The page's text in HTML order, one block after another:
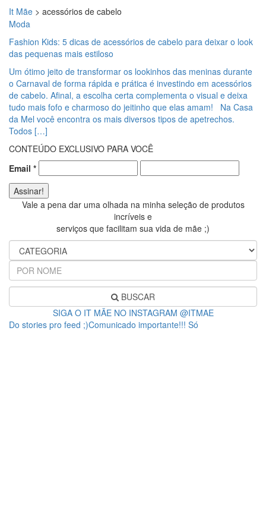
It Mãe > acessórios de cabelo
Moda
Fashion Kids: 5 dicas de acessórios de cabelo para deixar o look
das pequenas mais estiloso
Um ótimo jeito de transformar os lookinhos das meninas durante
o Carnaval de forma rápida e prática é investindo em acessórios
de cabelo. Afinal, a escolha certa complementa o visual e deixa
tudo mais fofo e charmoso do jeitinho que elas amam! Na Casa
da Mel você encontra os mais diversos tipos de apetrechos.
Todos […]
CONTEÚDO EXCLUSIVO PARA VOCÊ
Email *
Vale a pena dar uma olhada na minha seleção de produtos
incríveis e
serviços que facilitam sua vida de mãe ;)
BUSCAR
SIGA O IT MÃE NO INSTAGRAM @ITMAE
Do stories pro feed ;)Comunicado importante!!! Só